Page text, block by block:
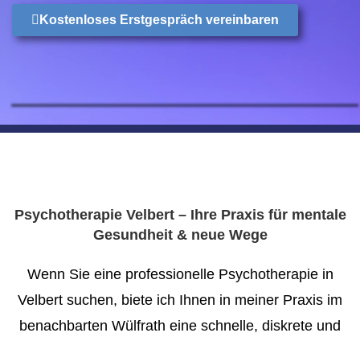
Kostenloses Erstgespräch vereinbaren
Psychotherapie Velbert – Ihre Praxis für mentale
Gesundheit & neue Wege
Wenn Sie eine professionelle Psychotherapie in
Velbert suchen, biete ich Ihnen in meiner Praxis im
benachbarten Wülfrath eine schnelle, diskrete und